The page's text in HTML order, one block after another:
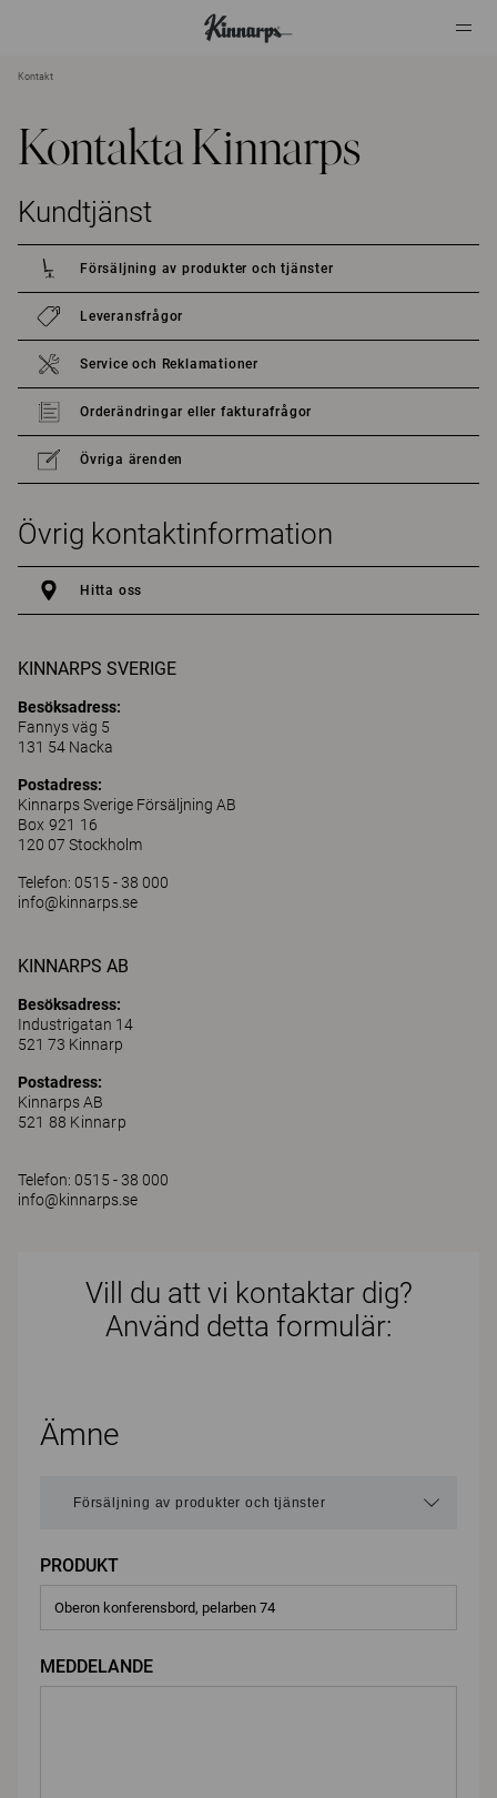
Kontakt
Kontakta Kinnarps
Kundtjänst
Försäljning av produkter och tjänster
Leveransfrågor
Service och Reklamationer
Orderändringar eller fakturafrågor
Övriga ärenden
Övrig kontaktinformation
Hitta oss
KINNARPS SVERIGE
Besöksadress:
Fannys väg 5
131 54 Nacka
Postadress:
Kinnarps Sverige Försäljning AB
Box 921 16
120 07 Stockholm
Telefon: 0515 - 38 000
info@kinnarps.se
KINNARPS AB
Besöksadress:
Industrigatan 14
521 73 Kinnarp
Postadress:
Kinnarps AB
521 88 Kinnarp
Telefon: 0515 - 38 000
info@kinnarps.se
Vill du att vi kontaktar dig?
Använd detta formulär:
Ämne
PRODUKT
MEDDELANDE